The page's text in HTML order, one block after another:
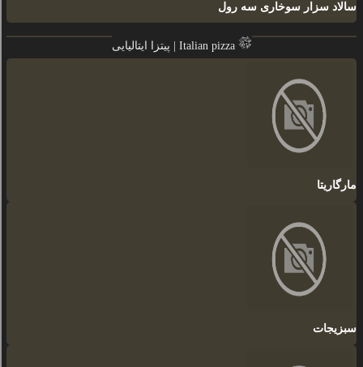
سالاد سزار سوخاری سه رول
پیتزا ایتالیایی | Italian pizza
مارگاریتا
سبزیجات